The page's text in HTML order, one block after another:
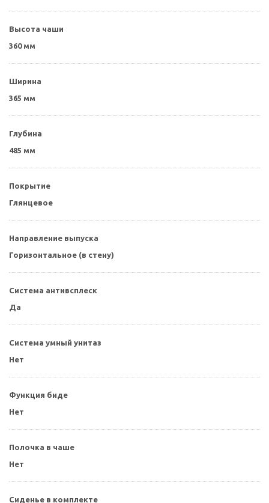
Высота чаши
360 мм
Ширина
365 мм
Глубина
485 мм
Покрытие
Глянцевое
Направление выпуска
Горизонтальное (в стену)
Система антивсплеск
Да
Система умный унитаз
Нет
Функция биде
Нет
Полочка в чаше
Нет
Сиденье в комплекте